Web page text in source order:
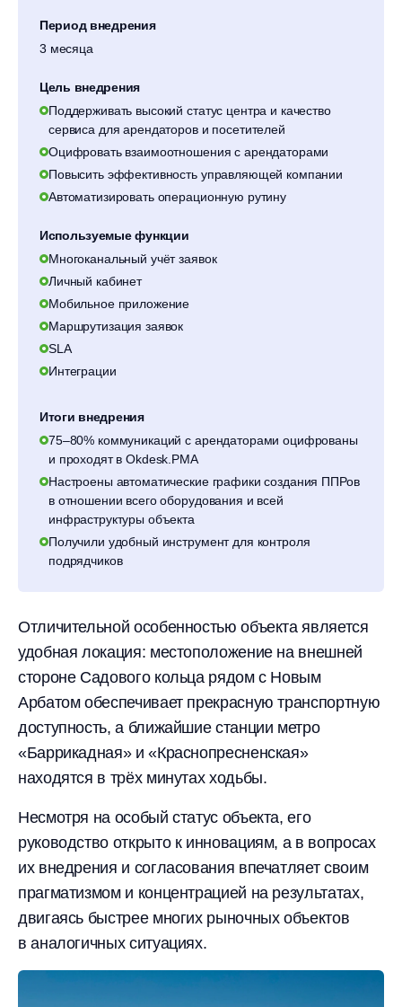
Период внедрения
3 месяца
Цель внедрения
Поддерживать высокий статус центра и качество
сервиса для арендаторов и посетителей
Оцифровать взаимоотношения с арендаторами
Повысить эффективность управляющей компании
Автоматизировать операционную рутину
Используемые функции
Многоканальный учёт заявок
Личный кабинет
Мобильное приложение
Маршрутизация заявок
SLA
Интеграции
Итоги внедрения
75–80% коммуникаций с арендаторами оцифрованы
и проходят в Okdesk.PMA
Настроены автоматические графики создания ППРов
в отношении всего оборудования и всей
инфраструктуры объекта
Получили удобный инструмент для контроля
подрядчиков
Отличительной особенностью объекта является
удобная локация: местоположение на внешней
стороне Садового кольца рядом с Новым
Арбатом обеспечивает прекрасную транспортную
доступность, а ближайшие станции метро
«Баррикадная» и «Краснопресненская»
находятся в трёх минутах ходьбы.
Несмотря на особый статус объекта, его
руководство открыто к инновациям, а в вопросах
их внедрения и согласования впечатляет своим
прагматизмом и концентрацией на результатах,
двигаясь быстрее многих рыночных объектов
в аналогичных ситуациях.